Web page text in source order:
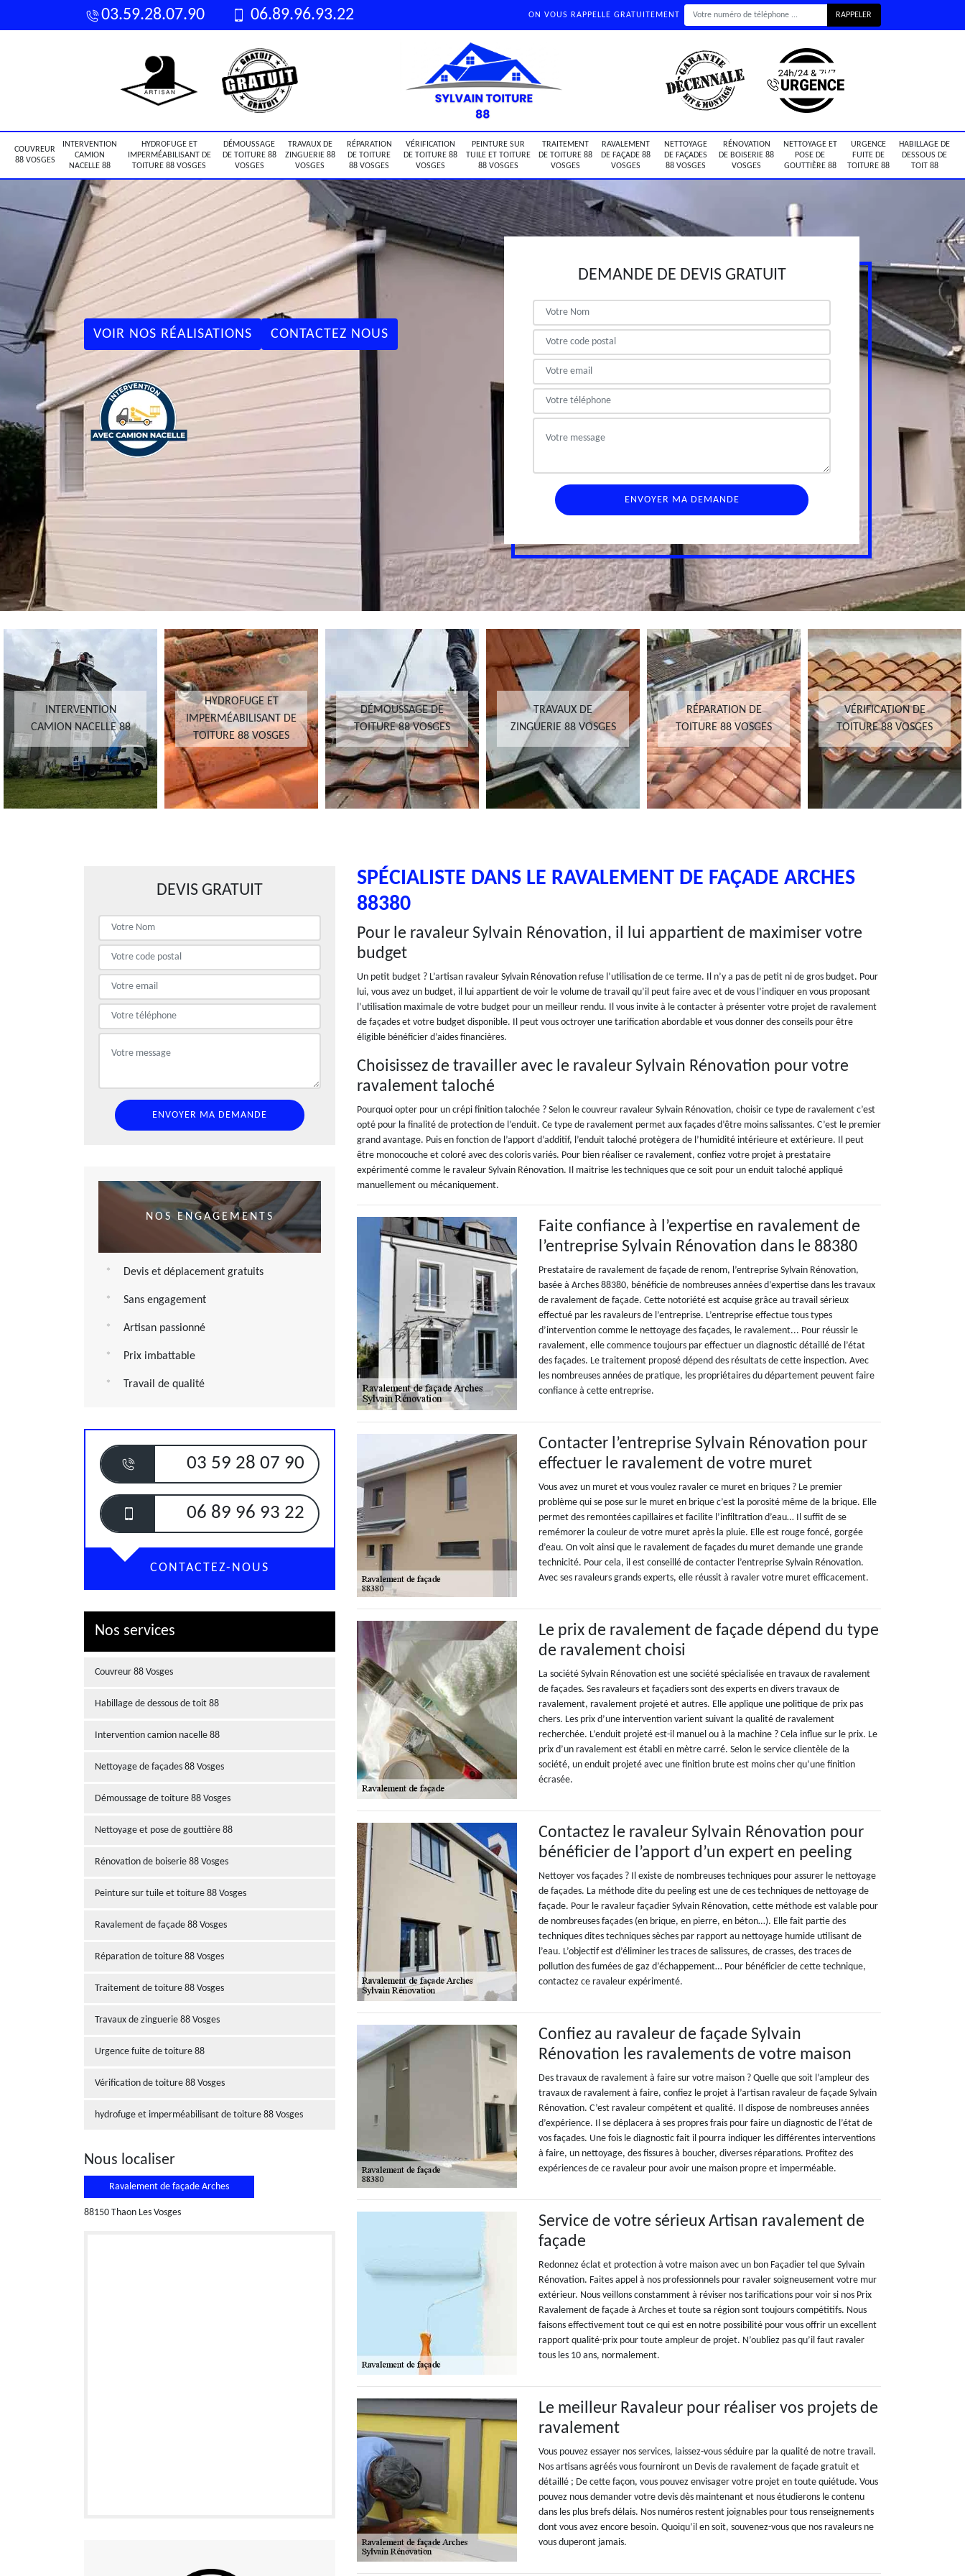
03.59.28.07.90 06.89.96.93.22 ON VOUS RAPPELLE GRATUITEMENT
COUVREUR
88 VOSGES
INTERVENTION
CAMION
NACELLE 88
HYDROFUGE ET
IMPERMÉABILISANT DE
TOITURE 88 VOSGES
DÉMOUSSAGE
DE TOITURE 88
VOSGES
TRAVAUX DE
ZINGUERIE 88
VOSGES
RÉPARATION
DE TOITURE
88 VOSGES
VÉRIFICATION
DE TOITURE 88
VOSGES
PEINTURE SUR
TUILE ET TOITURE
88 VOSGES
TRAITEMENT
DE TOITURE 88
VOSGES
RAVALEMENT
DE FAÇADE 88
VOSGES
NETTOYAGE
DE FAÇADES
88 VOSGES
RÉNOVATION
DE BOISERIE 88
VOSGES
NETTOYAGE ET
POSE DE
GOUTTIÈRE 88
URGENCE
FUITE DE
TOITURE 88
HABILLAGE DE
DESSOUS DE
TOIT 88
VOIR NOS RÉALISATIONS CONTACTEZ NOUS
DEMANDE DE DEVIS GRATUIT
INTERVENTION
CAMION NACELLE 88
HYDROFUGE ET
IMPERMÉABILISANT DE
TOITURE 88 VOSGES
DÉMOUSSAGE DE
TOITURE 88 VOSGES
TRAVAUX DE
ZINGUERIE 88 VOSGES
RÉPARATION DE
TOITURE 88 VOSGES
VÉRIFICATION DE
TOITURE 88 VOSGES
DEVIS GRATUIT
NOS ENGAGEMENTS
Devis et déplacement gratuits
Sans engagement
Artisan passionné
Prix imbattable
Travail de qualité
03 59 28 07 90
06 89 96 93 22
CONTACTEZ-NOUS
Nos services
Couvreur 88 Vosges
Habillage de dessous de toit 88
Intervention camion nacelle 88
Nettoyage de façades 88 Vosges
Démoussage de toiture 88 Vosges
Nettoyage et pose de gouttière 88
Rénovation de boiserie 88 Vosges
Peinture sur tuile et toiture 88 Vosges
Ravalement de façade 88 Vosges
Réparation de toiture 88 Vosges
Traitement de toiture 88 Vosges
Travaux de zinguerie 88 Vosges
Urgence fuite de toiture 88
Vérification de toiture 88 Vosges
hydrofuge et imperméabilisant de toiture 88 Vosges
Nous localiser
Ravalement de façade Arches
88150 Thaon Les Vosges
SPÉCIALISTE DANS LE RAVALEMENT DE FAÇADE ARCHES
88380
Pour le ravaleur Sylvain Rénovation, il lui appartient de maximiser votre
budget
Un petit budget ? L’artisan ravaleur Sylvain Rénovation refuse l’utilisation de ce terme. Il n’y a pas de petit ni de gros budget. Pour
lui, vous avez un budget, il lui appartient de voir le volume de travail qu’il peut faire avec et de vous l’indiquer en vous proposant
l’utilisation maximale de votre budget pour un meilleur rendu. Il vous invite à le contacter à présenter votre projet de ravalement
de façades et votre budget disponible. Il peut vous octroyer une tarification abordable et vous donner des conseils pour être
éligible bénéficier d’aides financières.
Choisissez de travailler avec le ravaleur Sylvain Rénovation pour votre
ravalement taloché
Pourquoi opter pour un crépi finition talochée ? Selon le couvreur ravaleur Sylvain Rénovation, choisir ce type de ravalement c’est
opté pour la finalité de protection de l’enduit. Ce type de ravalement permet aux façades d’être moins salissantes. C’est le premier
grand avantage. Puis en fonction de l’apport d’additif, l’enduit taloché protègera de l’humidité intérieure et extérieure. Il peut
être monocouche et coloré avec des coloris variés. Pour bien réaliser ce ravalement, confiez votre projet à prestataire
expérimenté comme le ravaleur Sylvain Rénovation. Il maitrise les techniques que ce soit pour un enduit taloché appliqué
manuellement ou mécaniquement.
Faite confiance à l’expertise en ravalement de
l’entreprise Sylvain Rénovation dans le 88380
Prestataire de ravalement de façade de renom, l’entreprise Sylvain Rénovation,
basée à Arches 88380, bénéficie de nombreuses années d’expertise dans les travaux
de ravalement de façade. Cette notoriété est acquise grâce au travail sérieux
effectué par les ravaleurs de l’entreprise. L’entreprise effectue tous types
d’intervention comme le nettoyage des façades, le ravalement... Pour réussir le
ravalement, elle commence toujours par effectuer un diagnostic détaillé de l’état
des façades. Le traitement proposé dépend des résultats de cette inspection. Avec
les nombreuses années de pratique, les propriétaires du département peuvent faire
confiance à cette entreprise.
Contacter l’entreprise Sylvain Rénovation pour
effectuer le ravalement de votre muret
Vous avez un muret et vous voulez ravaler ce muret en briques ? Le premier
problème qui se pose sur le muret en brique c’est la porosité même de la brique. Elle
permet des remontées capillaires et facilite l’infiltration d’eau… Il suffit de se
remémorer la couleur de votre muret après la pluie. Elle est rouge foncé, gorgée
d’eau. On voit ainsi que le ravalement de façades du muret demande une grande
technicité. Pour cela, il est conseillé de contacter l’entreprise Sylvain Rénovation.
Avec ses ravaleurs grands experts, elle réussit à ravaler votre muret efficacement.
Le prix de ravalement de façade dépend du type
de ravalement choisi
La société Sylvain Rénovation est une société spécialisée en travaux de ravalement
de façades. Ses ravaleurs et façadiers sont des experts en divers travaux de
ravalement, ravalement projeté et autres. Elle applique une politique de prix pas
chers. Les prix d’une intervention varient suivant la qualité de ravalement
recherchée. L’enduit projeté est-il manuel ou à la machine ? Cela influe sur le prix. Le
prix d’un ravalement est établi en mètre carré. Selon le service clientèle de la
société, un enduit projeté avec une finition brute est moins cher qu’une finition
écrasée.
Contactez le ravaleur Sylvain Rénovation pour
bénéficier de l’apport d’un expert en peeling
Nettoyer vos façades ? Il existe de nombreuses techniques pour assurer le nettoyage
de façades. La méthode dite du peeling est une de ces techniques de nettoyage de
façade. Pour le ravaleur façadier Sylvain Rénovation, cette méthode est valable pour
de nombreuses façades (en brique, en pierre, en béton…). Elle fait partie des
techniques dites techniques sèches par rapport au nettoyage humide utilisant de
l’eau. L’objectif est d’éliminer les traces de salissures, de crasses, des traces de
pollution des fumées de gaz d’échappement… Pour bénéficier de cette technique,
contactez ce ravaleur expérimenté.
Confiez au ravaleur de façade Sylvain
Rénovation les ravalements de votre maison
Des travaux de ravalement à faire sur votre maison ? Quelle que soit l’ampleur des
travaux de ravalement à faire, confiez le projet à l’artisan ravaleur de façade Sylvain
Rénovation. C’est ravaleur compétent et qualité. Il dispose de nombreuses années
d’expérience. Il se déplacera à ses propres frais pour faire un diagnostic de l’état de
vos façades. Une fois le diagnostic fait il pourra indiquer les différentes interventions
à faire, un nettoyage, des fissures à boucher, diverses réparations. Profitez des
expériences de ce ravaleur pour avoir une maison propre et imperméable.
Service de votre sérieux Artisan ravalement de
façade
Redonnez éclat et protection à votre maison avec un bon Façadier tel que Sylvain
Rénovation. Faites appel à nos professionnels pour ravaler soigneusement votre mur
extérieur. Nous veillons constamment à réviser nos tarifications pour voir si nos Prix
Ravalement de façade à Arches et toute sa région sont toujours compétitifs. Nous
faisons effectivement tout ce qui est en notre possibilité pour vous offrir un excellent
rapport qualité-prix pour toute ampleur de projet. N’oubliez pas qu’il faut ravaler
tous les 10 ans, normalement.
Le meilleur Ravaleur pour réaliser vos projets de
ravalement
Vous pouvez essayer nos services, laissez-vous séduire par la qualité de notre travail.
Nos artisans agréés vous fourniront un Devis de ravalement de façade gratuit et
détaillé ; De cette façon, vous pouvez envisager votre projet en toute quiétude. Vous
pouvez nous demander votre devis dès maintenant et nous étudierons le contenu
dans les plus brefs délais. Nos numéros restent joignables pour tous renseignements
dont vous avez encore besoin. Quoiqu’il en soit, souvenez-vous que nos ravaleurs ne
vous duperont jamais.